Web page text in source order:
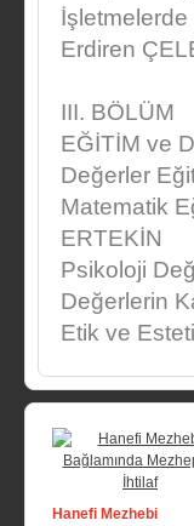
Erdiren
III. BÖLÜM
EĞİTİM ve
Değerler
Matematik
ERTEKİN
Psikoloji
Değerlerin
Etik ve
Hanefi Mezhebi